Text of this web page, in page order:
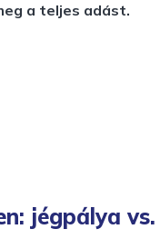
a teljes adást.
jégpálya vs.